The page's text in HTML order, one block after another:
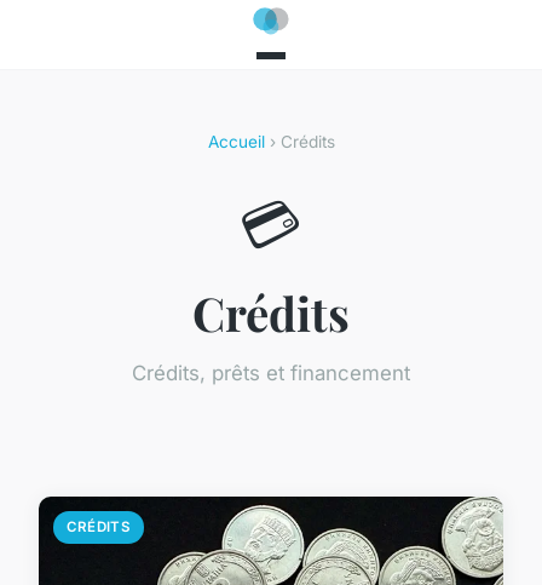
Accueil› Crédits
💳
Crédits
Crédits, prêts et financement
CRÉDITS